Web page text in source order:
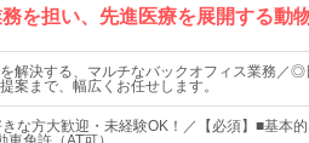
を担い、先進医療を展開する
解決する、マルチなバックオフィス業務／
案まで、幅広くお任せします。
な方大歓迎・未経験OK！／【必須】■基本